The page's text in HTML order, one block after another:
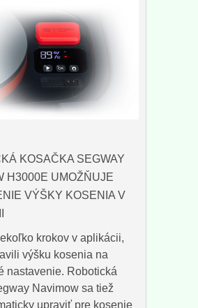
KOSAČKA SEGWAY
H3000E UMOŽŇUJE
VÝŠKY KOSENIA V
krokov v aplikácii,
výšku kosenia na
nastavenie. Robotická
Navimow sa tiež
upraviť pre kosenie